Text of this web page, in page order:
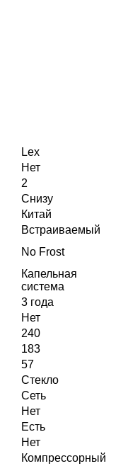
Lex
Нет
2
Снизу
Китай
Встраиваемый
No Frost
Капельная
система
3 года
Нет
240
183
57
Стекло
Сеть
Нет
Есть
Нет
Компрессорный